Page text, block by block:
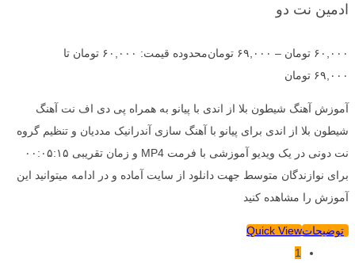
ادمین نت دو
۶۰,۰۰۰ تومان – ۶۹,۰۰۰ تومان
محدوده قیمت: ۶۰,۰۰۰ تومان تا
۶۹,۰۰۰ تومان
آموزش آهنگ شیطون بلا از اندی با پیانو به همراه پی دی اف نت آهنگ
شیطون بلا از اندی برای پیانو با آهنگ سازی آندرانیک مددیان و تنظیم گروه
نت دونی در یک ویدیو آموزشی با فرمت MP4 و زمان تقریبی ۰۰:۰۵:۱۵
برای نوازندگان متوسط جهت دانلود از سایت آماده و در ادامه میتوانید این
آموزش را مشاهده کنید
توضیحاتQuick View
1